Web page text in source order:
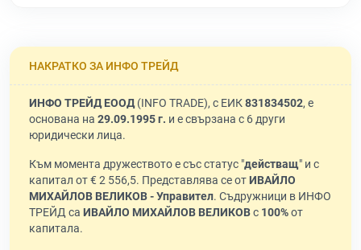
НАКРАТКО ЗА ИНФО ТРЕЙД
ИНФО ТРЕЙД ЕООД(INFO TRADE), с ЕИК831834502, е
основана на 29.09.1995 г. и е свързана с 6 други
юридически лица.
Към момента дружеството е със статус "действащ" и с
капитал от € 2 556,5. Представлява се отИВАЙЛО
МИХАЙЛОВ ВЕЛИКОВ - Управител. Съдружници в ИНФО
ТРЕЙД са ИВАЙЛО МИХАЙЛОВ ВЕЛИКОВс 100%от
капитала.